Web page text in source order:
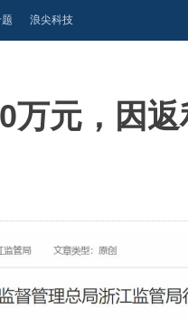
浪尖科技
万元，因